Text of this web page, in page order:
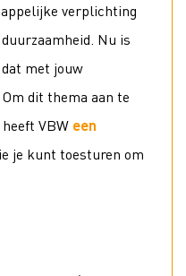
verplichting
Nu is
met jouw
dit thema aan te
VBW een
je kunt toesturen om